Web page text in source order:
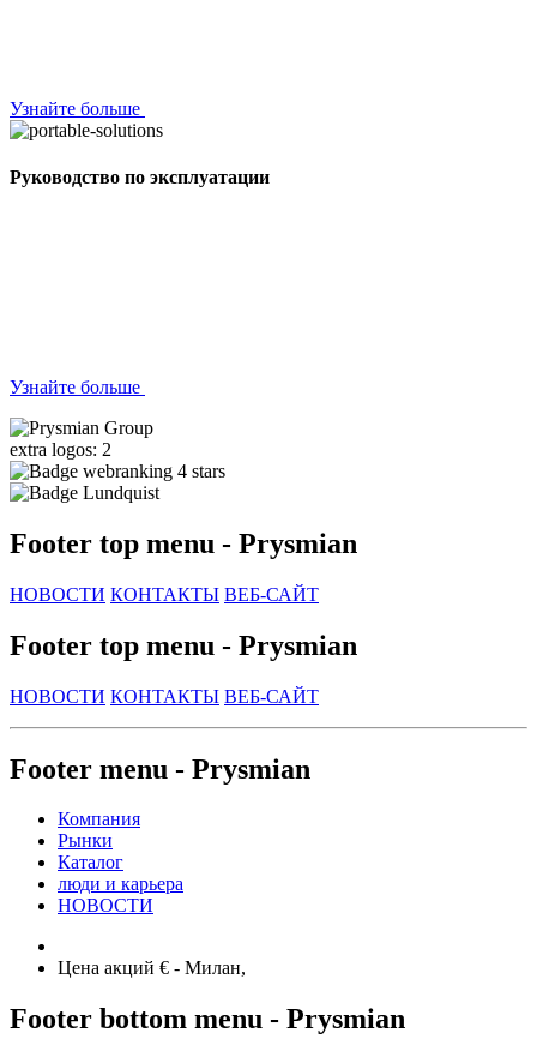
Узнайте больше
Руководство по эксплуатации
Узнайте больше
extra logos: 2
Footer top menu - Prysmian
НОВОСТИ КОНТАКТЫ ВЕБ-САЙТ
Footer top menu - Prysmian
НОВОСТИ КОНТАКТЫ ВЕБ-САЙТ
Footer menu - Prysmian
Компания
Рынки
Каталог
люди и карьера
НОВОСТИ
Цена акций € - Милан,
Footer bottom menu - Prysmian